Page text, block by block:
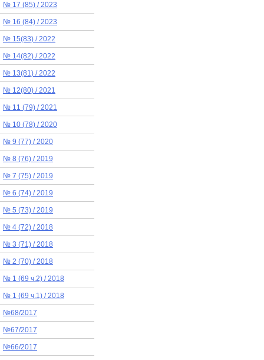
№ 17 (85) / 2023
№ 16 (84) / 2023
№ 15(83) / 2022
№ 14(82) / 2022
№ 13(81) / 2022
№ 12(80) / 2021
№ 11 (79) / 2021
№ 10 (78) / 2020
№ 9 (77) / 2020
№ 8 (76) / 2019
№ 7 (75) / 2019
№ 6 (74) / 2019
№ 5 (73) / 2019
№ 4 (72) / 2018
№ 3 (71) / 2018
№ 2 (70) / 2018
№ 1 (69 ч.2) / 2018
№ 1 (69 ч.1) / 2018
№68/2017
№67/2017
№66/2017